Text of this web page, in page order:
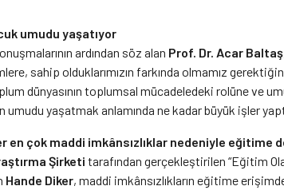
umudu yaşatıyor
ardından söz alan Prof. Dr. Acar Baltaş
sahip olduklarımızın farkında olmamız
dünyasının toplumsal mücadeledeki rolüne ve
umudu yaşatmak anlamında ne kadar büyük işler
en çok maddi imkânsızlıklar nedeniyle eğitime
Şirketi tarafından gerçekleştirilen “Eğitim
Hande Diker, maddi imkânsızlıkların eğitime